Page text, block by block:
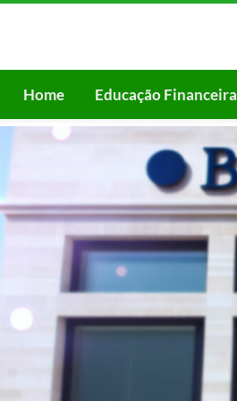
Home Educação Financeira